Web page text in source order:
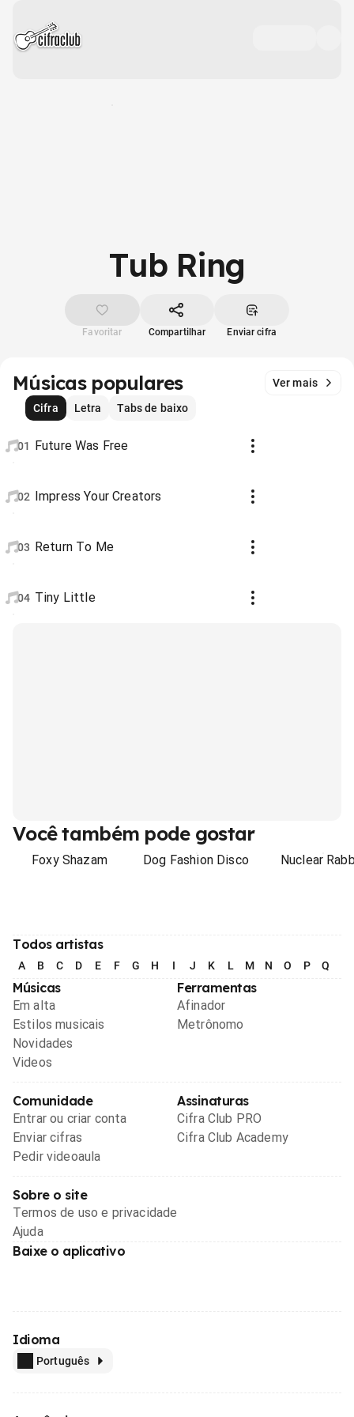
Tub Ring
Favoritar Compartilhar Enviar cifra
Músicas populares
Ver mais
Cifra
Letra Tabs de baixo
01 Future Was Free
02 Impress Your Creators
03 Return To Me
04 Tiny Little
Você também pode gostar
Foxy Shazam Dog Fashion Disco Nuclear
Todos artistas
A B C D E F G H I J K L M N O P Q
Músicas
Em alta
Estilos musicais
Novidades
Videos
Ferramentas
Afinador
Metrônomo
Comunidade
Entrar ou criar conta
Enviar cifras
Pedir videoaula
Assinaturas
Cifra Club PRO
Cifra Club Academy
Sobre o site
Termos de uso e privacidade
Ajuda
Baixe o aplicativo
Idioma
Português